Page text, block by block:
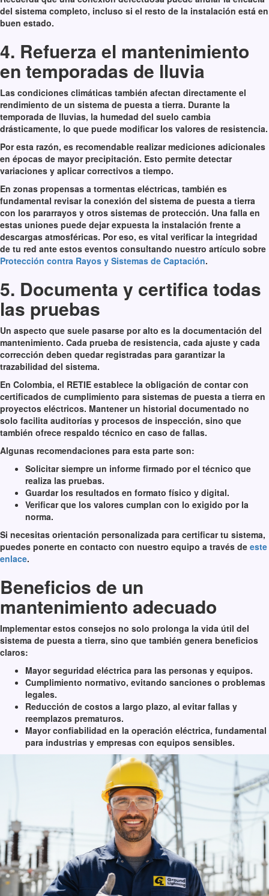
del sistema completo, incluso si el resto de la instalación está en
buen estado.
4. Refuerza el mantenimiento
en temporadas de lluvia
Las condiciones climáticas también afectan directamente el
rendimiento de un sistema de puesta a tierra. Durante la
temporada de lluvias, la humedad del suelo cambia
drásticamente, lo que puede modificar los valores de resistencia.
Por esta razón, es recomendable realizar mediciones adicionales
en épocas de mayor precipitación. Esto permite detectar
variaciones y aplicar correctivos a tiempo.
En zonas propensas a tormentas eléctricas, también es
fundamental revisar la conexión del sistema de puesta a tierra
con los pararrayos y otros sistemas de protección. Una falla en
estas uniones puede dejar expuesta la instalación frente a
descargas atmosféricas. Por eso, es vital verificar la integridad
de tu red ante estos eventos consultando nuestro artículo sobre
Protección contra Rayos y Sistemas de Captación.
5. Documenta y certifica todas
las pruebas
Un aspecto que suele pasarse por alto es la documentación del
mantenimiento. Cada prueba de resistencia, cada ajuste y cada
corrección deben quedar registradas para garantizar la
trazabilidad del sistema.
En Colombia, el RETIE establece la obligación de contar con
certificados de cumplimiento para sistemas de puesta a tierra en
proyectos eléctricos. Mantener un historial documentado no
solo facilita auditorías y procesos de inspección, sino que
también ofrece respaldo técnico en caso de fallas.
Algunas recomendaciones para esta parte son:
Solicitar siempre un informe firmado por el técnico que
realiza las pruebas.
Guardar los resultados en formato físico y digital.
Verificar que los valores cumplan con lo exigido por la
norma.
Si necesitas orientación personalizada para certificar tu sistema,
puedes ponerte en contacto con nuestro equipo a través de este
enlace.
Beneficios de un
mantenimiento adecuado
Implementar estos consejos no solo prolonga la vida útil del
sistema de puesta a tierra, sino que también genera beneficios
claros:
Mayor seguridad eléctrica para las personas y equipos.
Cumplimiento normativo, evitando sanciones o problemas
legales.
Reducción de costos a largo plazo, al evitar fallas y
reemplazos prematuros.
Mayor confiabilidad en la operación eléctrica, fundamental
para industrias y empresas con equipos sensibles.